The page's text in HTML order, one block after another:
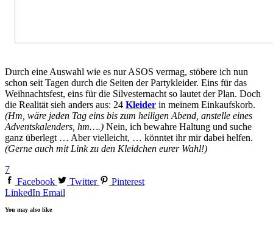
Durch eine Auswahl wie es nur ASOS vermag, stöbere ich nun
schon seit Tagen durch die Seiten der Partykleider. Eins für das
Weihnachtsfest, eins für die Silvesternacht so lautet der Plan. Doch
die Realität sieh anders aus: 24 Kleider in meinem Einkaufskorb.
(Hm, wäre jeden Tag eins bis zum heiligen Abend, anstelle eines
Adventskalenders, hm….) Nein, ich bewahre Haltung und suche
ganz überlegt … Aber vielleicht, … könntet ihr mir dabei helfen.
(Gerne auch mit Link zu den Kleidchen eurer Wahl!)
7
Facebook
Twitter
Pinterest
LinkedIn Email
You may also like